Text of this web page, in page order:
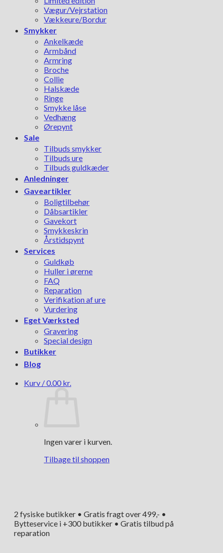
Vægur/Vejrstation
Vækkeure/Bordur
Smykker
Ankelkæde
Armbånd
Armring
Broche
Collie
Halskæde
Ringe
Smykke låse
Vedhæng
Ørepynt
Sale
Tilbuds smykker
Tilbuds ure
Tilbuds guldkæder
Anledninger
Gaveartikler
Boligtilbehør
Dåbsartikler
Gavekort
Smykkeskrin
Årstidspynt
Services
Guldkøb
Huller i ørerne
FAQ
Reparation
Verifikation af ure
Vurdering
Eget Værksted
Gravering
Special design
Butikker
Blog
Kurv /0.00 kr.
Ingen varer i kurven.
Tilbage til shoppen
2 fysiske butikker • Gratis fragt over 499,- •
Bytteservice i +300 butikker • Gratis tilbud på
reparation